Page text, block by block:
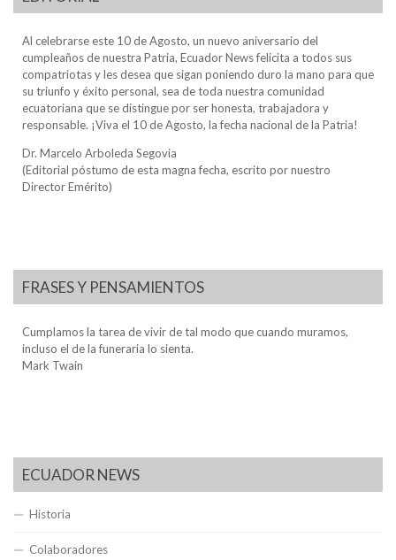
Al celebrarse este 10 de Agosto, un nuevo aniversario del
cumpleaños de nuestra Patria, Ecuador News felicita a todos sus
compatriotas y les desea que sigan poniendo duro la mano para que
su triunfo y éxito personal, sea de toda nuestra comunidad
ecuatoriana que se distingue por ser honesta, trabajadora y
responsable. ¡Viva el 10 de Agosto, la fecha nacional de la Patria!
Dr. Marcelo Arboleda Segovia
(Editorial póstumo de esta magna fecha, escrito por nuestro
Director Emérito)
FRASES Y PENSAMIENTOS
Cumplamos la tarea de vivir de tal modo que cuando muramos,
incluso el de la funeraria lo sienta.
Mark Twain
ECUADOR NEWS
Historia
Colaboradores